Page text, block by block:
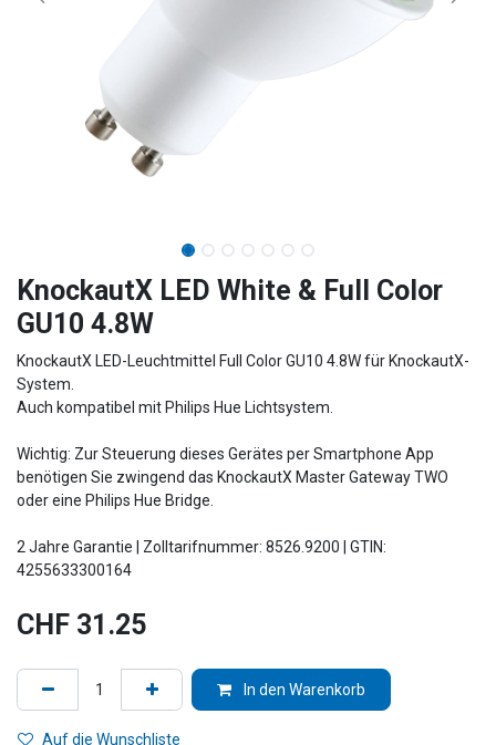
​​​​​​​​​​​​KnockautX LED White & Full Color
GU10 4.8W
KnockautX LED-Leuchtmittel Full Color GU10 4.8W für KnockautX-
System.
Auch kompatibel mit Philips Hue Lichtsystem.
Wichtig: Zur Steuerung dieses Gerätes per Smartphone App
benötigen Sie zwingend das KnockautX Master Gateway TWO
oder eine Philips Hue Bridge.
2 Jahre Garantie | Zolltarifnummer: 8526.9200 | GTIN:
4255633300164
CHF 31.25
In den Warenkorb
Auf die Wunschliste